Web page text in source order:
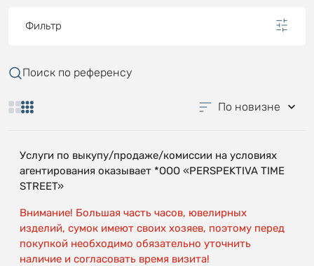
Фильтр
Поиск по референсу
По новизне
Услуги по выкупу/продаже/комиссии на условиях
агентирования оказывает *OOO «PERSPEKTIVA TIME
STREET»
Внимание! Большая часть часов, ювелирных
изделий, сумок имеют своих хозяев, поэтому перед
покупкой необходимо обязательно уточнить
наличие и согласовать время визита!